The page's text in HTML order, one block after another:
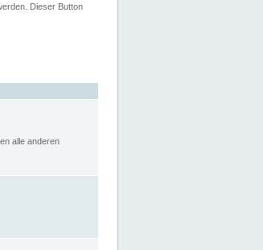
Dieser Button
alle anderen